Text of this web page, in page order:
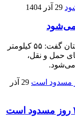
29 آذر 1404
معاون هماهنگی امور عمرانی استانداری لرستان گفت: ۵۵ کیلومتر
حمل و نقل،
می‌شود.
29 آذر